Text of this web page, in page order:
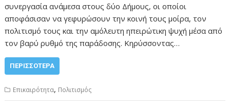
συνεργασία ανάμεσα στους δύο Δήμους, οι οποίοι
αποφάσισαν να γεφυρώσουν την κοινή τους μοίρα, τον
πολιτισμό τους και την αμόλευτη ηπειρώτικη ψυχή μέσα από
τον βαρύ ρυθμό της παράδοσης. Κηρύσσοντας…
ΠΕΡΙΣΣΌΤΕΡΑ
Επικαιρότητα, Πολιτισμός